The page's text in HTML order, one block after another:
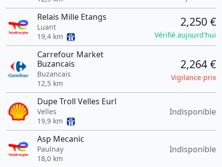
Relais Mille Etangs
Luant
19,4 km
2,250 €
Vérifié aujourd'hui
Carrefour Market
Buzancais
Buzancais
12,5 km
2,264 €
Vigilance prix
Dupe Troll Velles Eurl
Velles
19,9 km
Indisponible
Asp Mecanic
Paulnay
18,0 km
Indisponible